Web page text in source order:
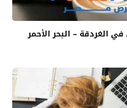
الغردقة – البحر الأحمر